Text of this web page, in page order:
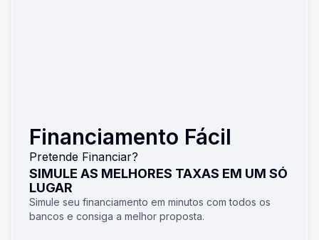
Financiamento Fácil
Pretende Financiar?
SIMULE AS MELHORES TAXAS EM UM SÓ
LUGAR
Simule seu financiamento em minutos com todos os
bancos e consiga a melhor proposta.